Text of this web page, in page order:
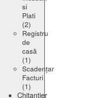
si
Plati
(2)
Registru
de
casă
(1)
Scadențar
Facturi
(1)
Chitanțier